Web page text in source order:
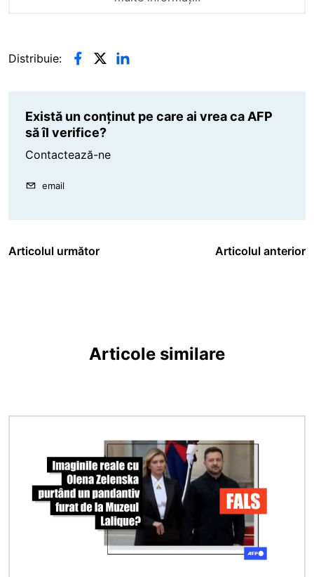
Distribuie:
Există un conținut pe care ai vrea ca AFP
să îl verifice?
Contactează-ne
email
Articolul următor Articolul anterior
Articole similare